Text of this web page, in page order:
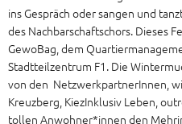
ins Gespräch oder sangen und
des Nachbarschaftschors. Dieses
GewoBag, dem
Stadtteilzentrum F1. Die
von den NetzwerkpartnerInnen,
Kreuzberg, KiezInklusiv Leben,
tollen Anwohner*innen den